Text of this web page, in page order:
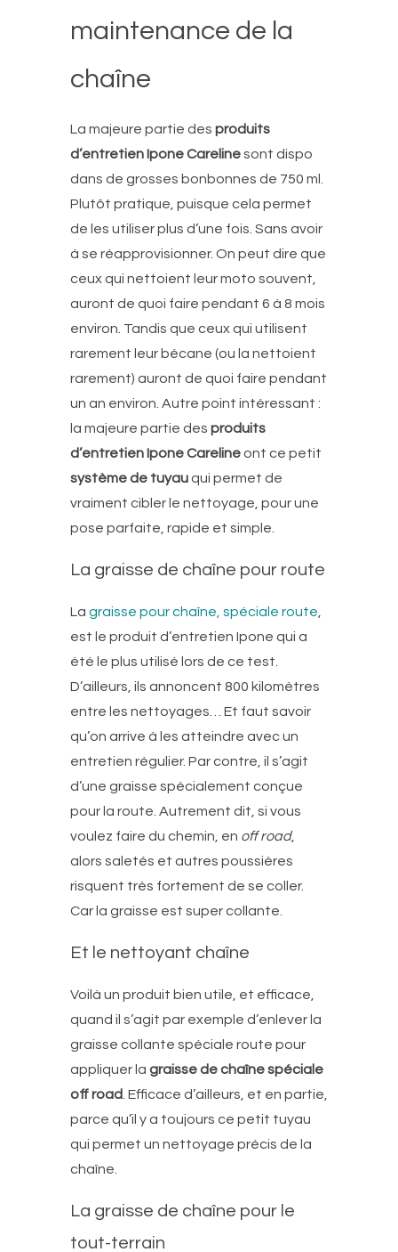
maintenance de la
chaîne
La majeure partie des produits
d’entretien Ipone Carelinesont dispo
dans de grosses bonbonnes de 750 ml.
Plutôt pratique, puisque cela permet
de les utiliser plus d’une fois. Sans avoir
à se réapprovisionner. On peut dire que
ceux qui nettoient leur moto souvent,
auront de quoi faire pendant 6 à 8 mois
environ. Tandis que ceux qui utilisent
rarement leur bécane (ou la nettoient
rarement) auront de quoi faire pendant
un an environ. Autre point intéressant :
la majeure partie des produits
d’entretien Ipone Carelineont ce petit
système de tuyauqui permet de
vraiment cibler le nettoyage, pour une
pose parfaite, rapide et simple.
La graisse de chaîne pour route
La graisse pour chaîne, spéciale route,
est le produit d’entretien Ipone qui a
été le plus utilisé lors de ce test.
D’ailleurs, ils annoncent 800 kilomètres
entre les nettoyages… Et faut savoir
qu’on arrive à les atteindre avec un
entretien régulier. Par contre, il s’agit
d’une graisse spécialement conçue
pour la route. Autrement dit, si vous
voulez faire du chemin, en off road,
alors saletés et autres poussières
risquent très fortement de se coller.
Car la graisse est super collante.
Et le nettoyant chaîne
Voilà un produit bien utile, et efficace,
quand il s’agit par exemple d’enlever la
graisse collante spéciale route pour
appliquer la graisse de chaîne spéciale
off road. Efficace d’ailleurs, et en partie,
parce qu’il y a toujours ce petit tuyau
qui permet un nettoyage précis de la
chaîne.
La graisse de chaîne pour le
tout-terrain